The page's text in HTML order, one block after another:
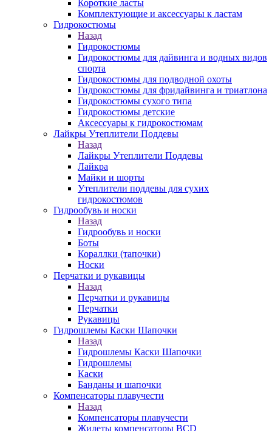
Короткие ласты
Комплектующие и аксессуары к ластам
Гидрокостюмы
Назад
Гидрокостюмы
Гидрокостюмы для дайвинга и водных видов
спорта
Гидрокостюмы для подводной охоты
Гидрокостюмы для фридайвинга и триатлона
Гидрокостюмы сухого типа
Гидрокостюмы детские
Аксессуары к гидрокостюмам
Лайкры Утеплители Поддевы
Назад
Лайкры Утеплители Поддевы
Лайкра
Майки и шорты
Утеплители поддевы для сухих
гидрокостюмов
Гидрообувь и носки
Назад
Гидрообувь и носки
Боты
Кораллки (тапочки)
Носки
Перчатки и рукавицы
Назад
Перчатки и рукавицы
Перчатки
Рукавицы
Гидрошлемы Каски Шапочки
Назад
Гидрошлемы Каски Шапочки
Гидрошлемы
Каски
Банданы и шапочки
Компенсаторы плавучести
Назад
Компенсаторы плавучести
Жилеты компенсаторы BCD